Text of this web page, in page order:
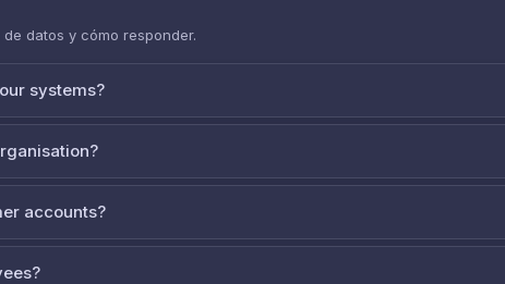
datos y cómo responder.
systems?
accounts?